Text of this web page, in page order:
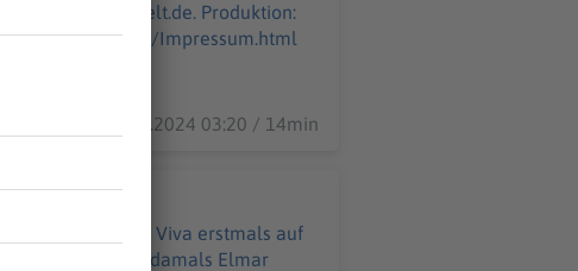
DIGITAL.html
26.12.2024 03:20 / 14min
1993 ging Viva erstmals auf
war damals Elmar